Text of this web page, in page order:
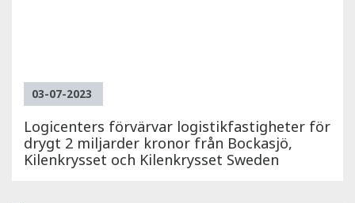
03-07-2023
Logicenters förvärvar logistikfastigheter för
drygt 2 miljarder kronor från Bockasjö,
Kilenkrysset och Kilenkrysset Sweden